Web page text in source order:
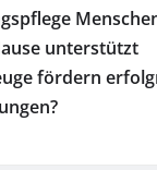
unterstützt
fördern